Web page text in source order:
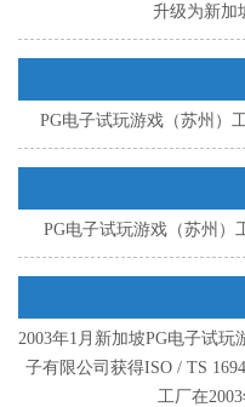
升级为新加
PG电子试玩游戏（苏州）
PG电子试玩游戏（苏州）
2003年1月新加坡PG电子试
子有限公司获得ISO / TS
工厂在